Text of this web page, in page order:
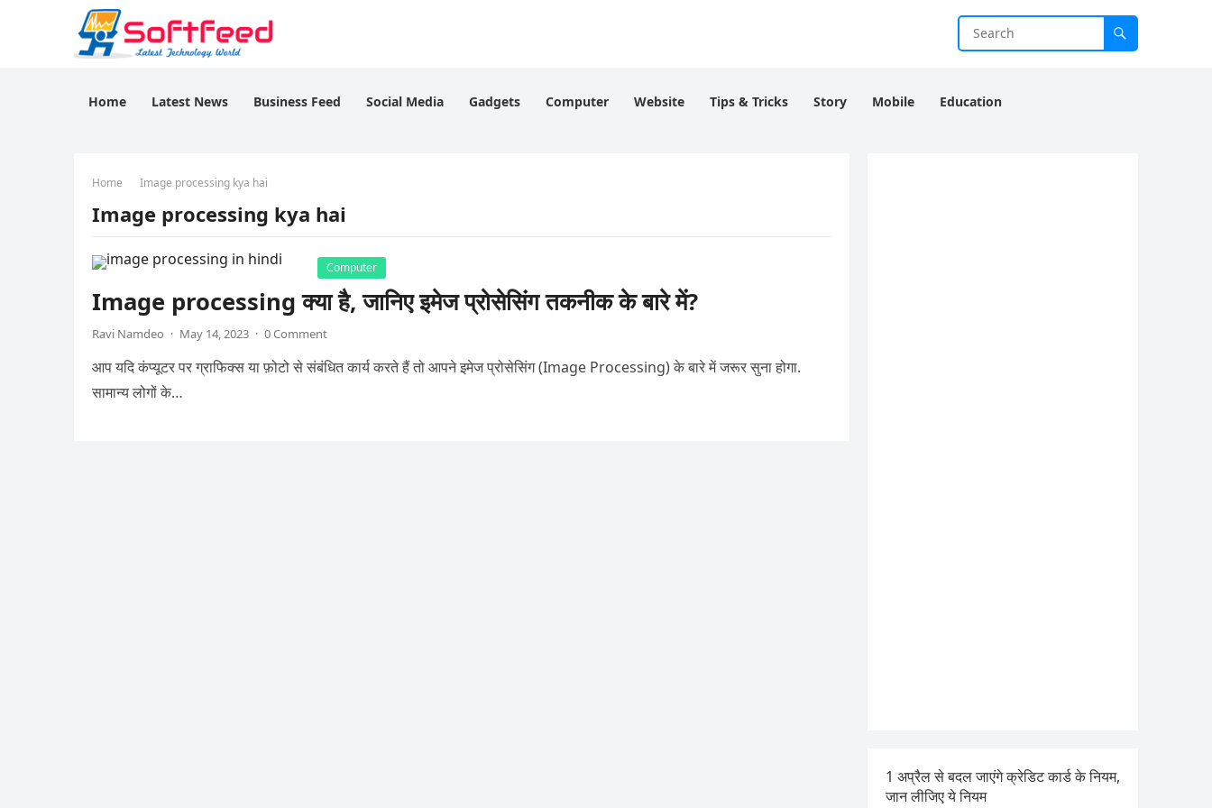
Home Latest News Business Feed Social Media Gadgets Computer Website Tips & Tricks Story Mobile Education
Home Image processing kya hai
Image processing kya hai
Computer
Image processing क्या है, जानिए इमेज प्रोसेसिंग तकनीक के बारे में?
Ravi Namdeo · May 14, 2023 · 0 Comment
आप यदि कंप्यूटर पर ग्राफिक्स या फ़ोटो से संबंधित कार्य करते हैं तो आपने इमेज प्रोसेसिंग (Image Processing) के बारे में जरूर सुना होगा.
सामान्य लोगों के…
1 अप्रैल से बदल जाएंगे क्रेडिट कार्ड के नियम,
जान लीजिए ये नियम